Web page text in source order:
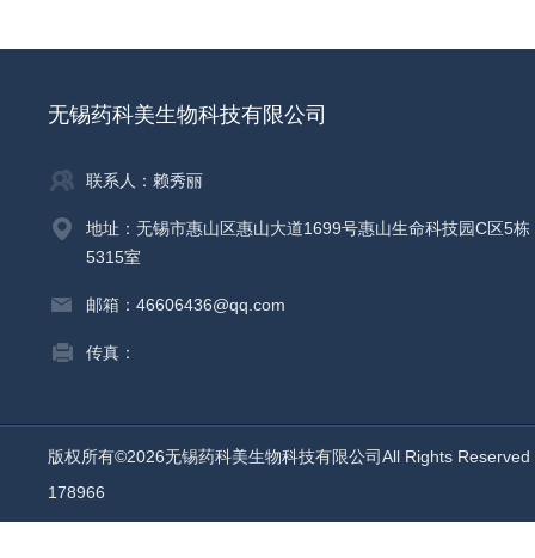
无锡药科美生物科技有限公司
联系人：赖秀丽
地址：无锡市惠山区惠山大道1699号惠山生命科技园C区5栋
5315室
邮箱：46606436@qq.com
传真：
版权所有©2026无锡药科美生物科技有限公司All Rights
178966